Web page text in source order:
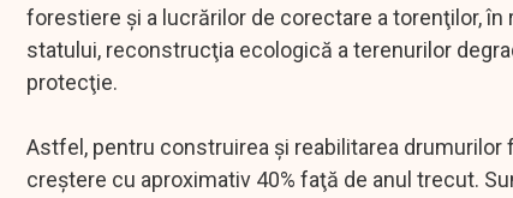
forestiere şi a lucrărilor de corectare a torenţilor,
statului, reconstrucţia ecologică a terenurilor
protecţie.
Astfel, pentru construirea şi reabilitarea drumurilor
creştere cu aproximativ 40% faţă de anul trecut.